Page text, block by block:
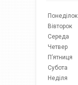
Понеділок
Вівторок
Середа
Четвер
Пʼятниця
Субота
Неділя